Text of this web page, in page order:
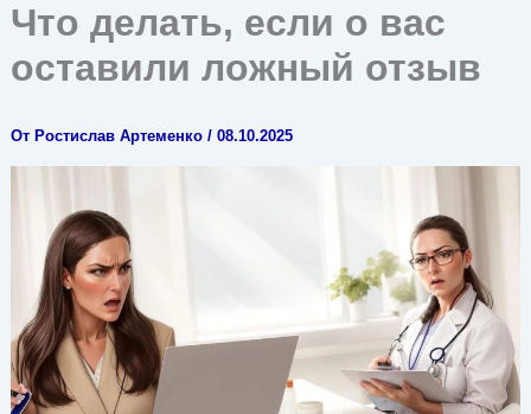
Что делать, если о вас
оставили ложный отзыв
От Ростислав Артеменко / 08.10.2025